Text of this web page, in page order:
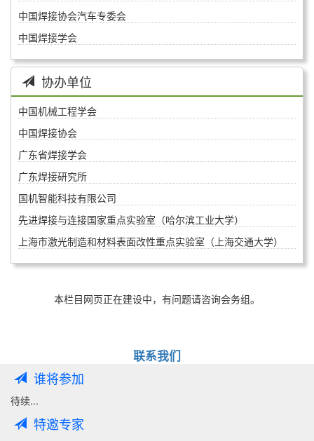
中国焊接协会汽车专委会
中国焊接学会
协办单位
中国机械工程学会
中国焊接协会
广东省焊接学会
广东焊接研究所
国机智能科技有限公司
先进焊接与连接国家重点实验室（哈尔滨工业大学）
上海市激光制造和材料表面改性重点实验室（上海交通大学）
本栏目网页正在建设中，有问题请咨询会务组。
联系我们
谁将参加
待续...
特邀专家